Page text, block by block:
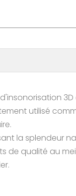
utilisé
la splendeur
de qualité au